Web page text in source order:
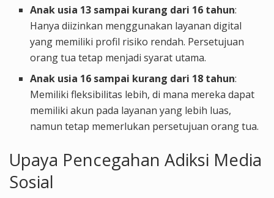
Anak usia 13 sampai kurang dari 16 tahun:
Hanya diizinkan menggunakan layanan digital
yang memiliki profil risiko rendah. Persetujuan
orang tua tetap menjadi syarat utama.
Anak usia 16 sampai kurang dari 18 tahun:
Memiliki fleksibilitas lebih, di mana mereka dapat
memiliki akun pada layanan yang lebih luas,
namun tetap memerlukan persetujuan orang tua.
Upaya Pencegahan Adiksi Media
Sosial